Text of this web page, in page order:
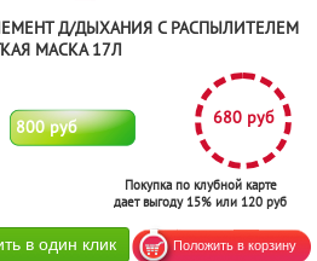
Д/ДЫХАНИЯ С РАСПЫЛИТЕЛЕМ
МАСКА 17Л
800 руб 680 руб
Покупка по клубной карте
дает выгоду 15% или 120 руб